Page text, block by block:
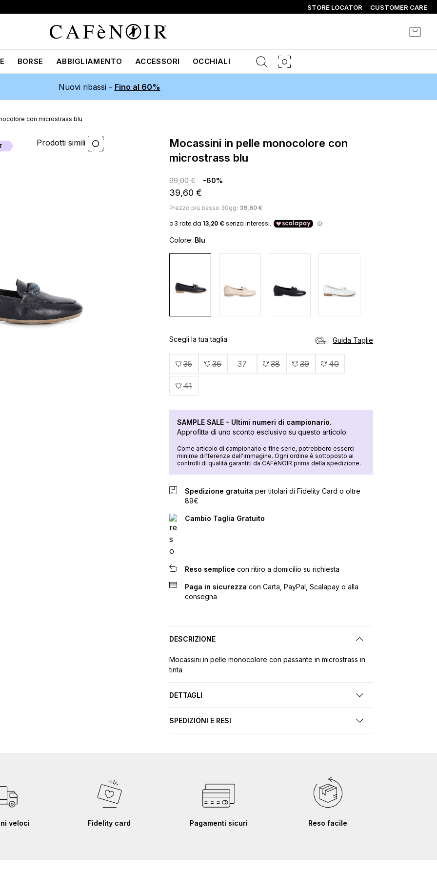
STORE LOCATOR CUSTOMER CARE
BORSE ABBIGLIAMENTO ACCESSORI OCCHIALI
Nuovi ribassi - Fino al 60%
con microstrass blu
Prodotti simili
mocassini in pelle monocolore con
microstrass blu
99,00 € -60%
39,60 €
Prezzo più basso 30gg: 39,60 €
Colore: Blu
Scegli la tua taglia
35 36 37 38 39 40
41
Guida Taglie
SAMPLE SALE - Ultimi numeri di campionario.
Approfitta di uno sconto esclusivo su questo articolo.
Come articolo di campionario e fine serie, potrebbero esserci
minime differenze dall'immagine. Ogni ordine è sottoposto ai
controlli di qualità garantiti da CAFèNOIR prima della spedizione.
Spedizione gratuita per titolari di Fidelity Card o oltre
89€
Cambio Taglia Gratuito
Reso semplice con ritiro a domicilio su richiesta
Paga in sicurezza con Carta, PayPal, Scalapay o alla
consegna
DESCRIZIONE
Mocassini in pelle monocolore con passante in microstrass in
tinta
DETTAGLI
SPEDIZIONI E RESI
veloci Fidelity card Pagamenti sicuri Reso facile